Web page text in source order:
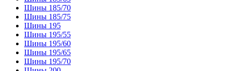
Шины 185/70
Шины 185/75
Шины 195
Шины 195/55
Шины 195/60
Шины 195/65
Шины 195/70